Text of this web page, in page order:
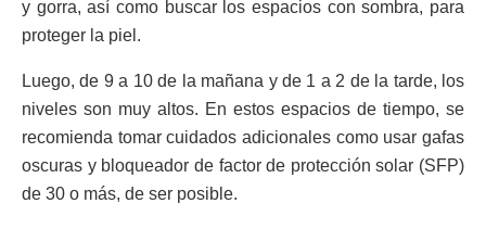
y gorra, así como buscar los espacios con sombra, para
proteger la piel.
Luego, de 9 a 10 de la mañana y de 1 a 2 de la tarde, los
niveles son muy altos. En estos espacios de tiempo, se
recomienda tomar cuidados adicionales como usar gafas
oscuras y bloqueador de factor de protección solar (SFP)
de 30 o más, de ser posible.